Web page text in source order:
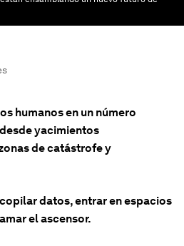
humanos en un número
yacimientos
de catástrofe y
datos, entrar en espacios
el ascensor.